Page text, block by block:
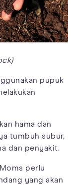
pupuk
hama dan
tumbuh subur,
dan penyakit.
perlu
yang akan